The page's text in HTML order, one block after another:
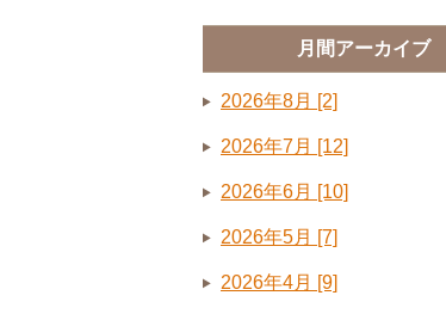
月間アーカイブ
2026年8月 [2]
2026年7月 [12]
2026年6月 [10]
2026年5月 [7]
2026年4月 [9]